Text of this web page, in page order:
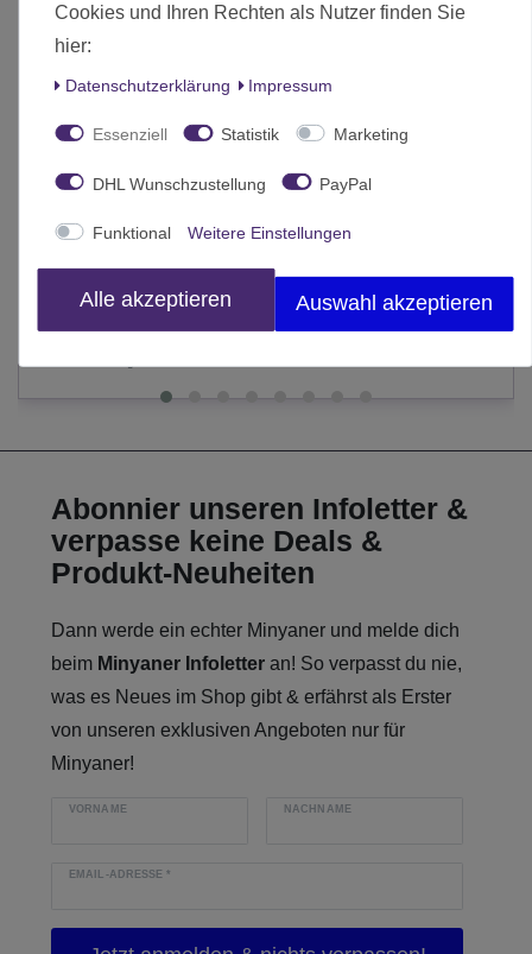
Abonnier unseren Infoletter &
verpasse keine Deals &
Produkt-Neuheiten
Dann werde ein echter Minyaner und melde dich
beim Minyaner Infoletter an! So verpasst du nie,
was es Neues im Shop gibt & erfährst als Erster
von unseren exklusiven Angeboten nur für
Minyaner!
VORNAME NACHNAME
EMAIL-ADRESSE*
Cookies und Ihren Rechten als Nutzer finden Sie
hier:
Daten­schutz­erklärung Impressum
Essenziell Statistik Marketing
DHL Wunschzustellung PayPal
Funktional Weitere Einstellungen
Alle akzeptieren Auswahl akzeptieren